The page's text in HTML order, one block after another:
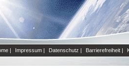
| Impressum | Datenschutz | Barrierefreiheit |